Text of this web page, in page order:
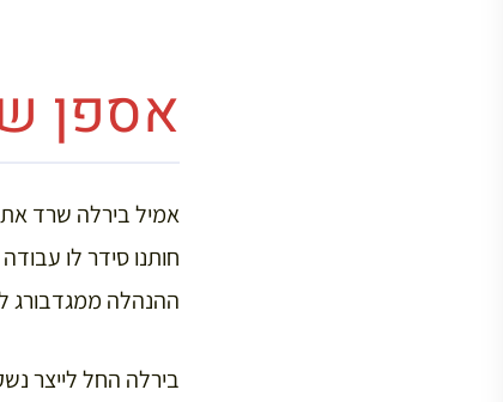
אספן
ההנהלה ממגדבורג
בירלה החל לייצר